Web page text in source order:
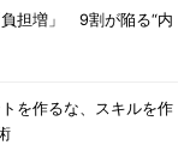
負担増」 9割が陥る“内
を作るな、スキルを作